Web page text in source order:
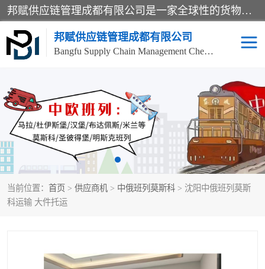
邦赋供应链管理成都有限公司是一家全球性的货物运输代理公司，主要从事：波兰中欧班列、德国中欧班列、出口莫斯科班列、中欧班列进口、蓉欧铁路、成都出口空运等业务，同时亦提供报关、报检、仓储、码头操作等服务。
邦赋供应链管理成都有限公司
Bangfu Supply Chain Management Chengdu Co.,LTD
当前位置： 首页 > 供应商机 > 中俄班列莫斯科 > 沈阳中俄班列莫斯
科运输 大件托运
进出口门到门 成都中欧班列
国际汽运 国际空运
食品进口物流清关 南美海运